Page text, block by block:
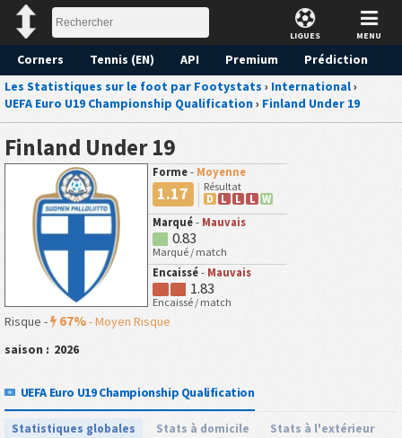
LIGUES MENU
Corners Tennis (EN) API Premium
Prédiction
Les Statistiques sur le foot par Footystats › International›
UEFA Euro U19 Championship Qualification› Finland Under 19
Finland Under 19
Forme - Moyenne
1.17
Résultat
D
L L L W
Marqué - Mauvais
0.83
Marqué / match
Encaissé - Mauvais
1.83
Encaissé / match
Risque - 67%-Moyen Risque
saison : 2026
UEFA Euro U19 Championship Qualification
Statistiques globales Stats à domicile Stats à l'extérieur